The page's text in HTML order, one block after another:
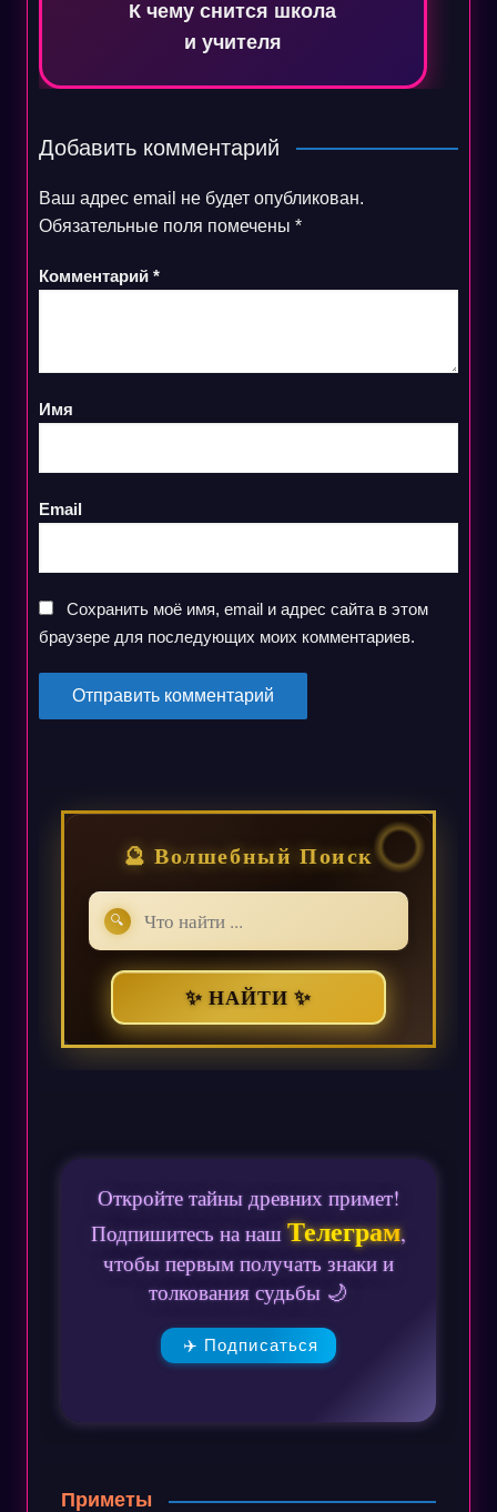
К чему снится школа
и учителя
Добавить комментарий
Ваш адрес email не будет опубликован.
Обязательные поля помечены *
Комментарий *
Имя
Email
Сохранить моё имя, email и адрес сайта в этом
браузере для последующих моих комментариев.
🔮 Волшебный Поиск
🔍
✨ НАЙТИ ✨
Откройте тайны древних примет!
Подпишитесь на нашТелеграм,
чтобы первым получать знаки и
толкования судьбы 🌙
✈️ Подписаться
Приметы